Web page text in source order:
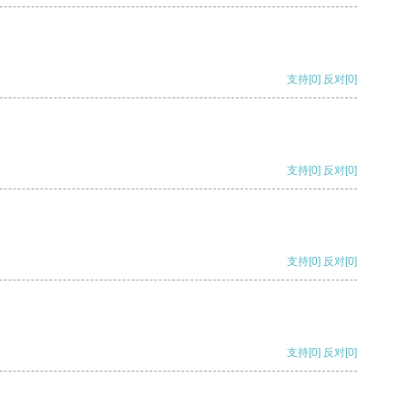
支持[0] 反对[0]
支持[0] 反对[0]
支持[0] 反对[0]
支持[0] 反对[0]